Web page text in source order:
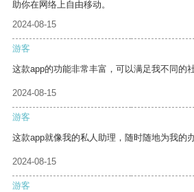
助你在网络上自由移动。
2024-08-15
游客
这款app的功能非常丰富，可以满足我不同的
2024-08-15
游客
这款app就像我的私人助理，随时随地为我的
2024-08-15
游客